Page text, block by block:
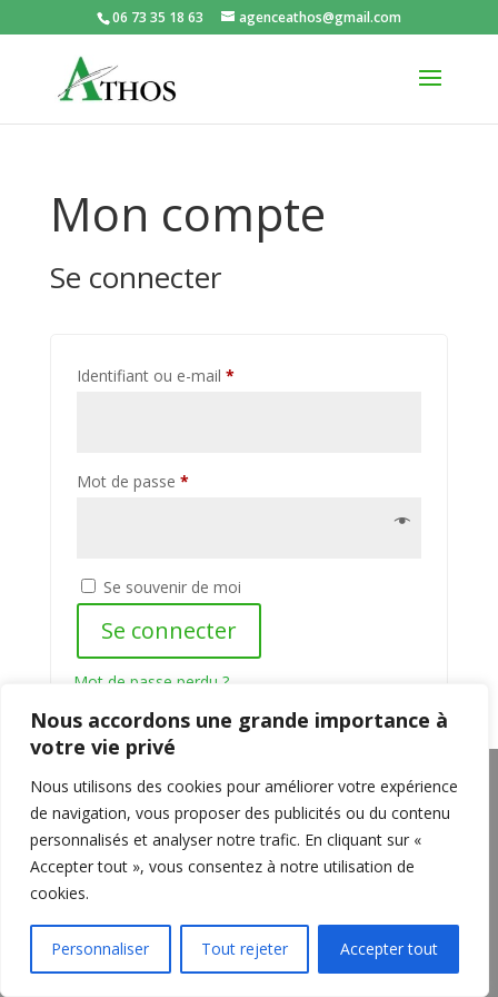
Nous accordons une grande importance à
votre vie privé
Nous utilisons des cookies pour améliorer votre expérience
de navigation, vous proposer des publicités ou du contenu
personnalisés et analyser notre trafic. En cliquant sur «
Accepter tout », vous consentez à notre utilisation de
cookies.
Personnaliser Tout rejeter Accepter tout
06 73 35 18 63 agenceathos@gmail.com
Mon compte
Se connecter
Identifiant ou e-mail *Obligatoire
Mot de passe *Obligatoire
Se souvenir de moi
Se connecter
Mot de passe perdu ?